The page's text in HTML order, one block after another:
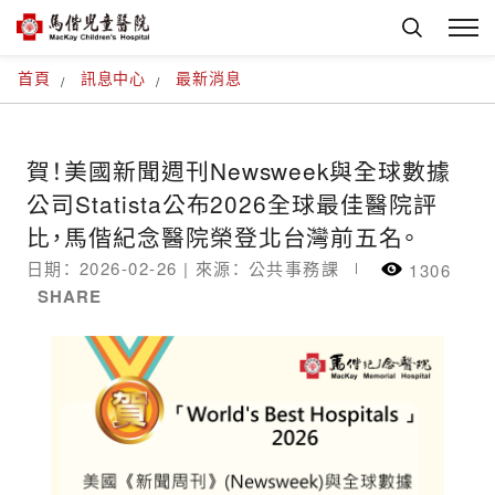
首頁 訊息中心 最新消息
賀！美國新聞週刊Newsweek與全球數據
公司Statista公布2026全球最佳醫院評
比，馬偕紀念醫院榮登北台灣前五名。
日期： 2026-02-26 | 來源： 公共事務課 1306
SHARE